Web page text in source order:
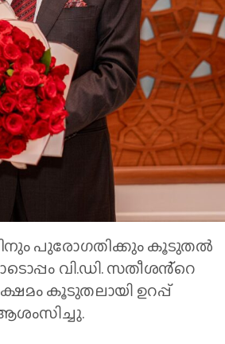
പുരോഗതിക്കും കൂടുതൽ
വി.ഡി. സതീശൻ്റെ
കൂടുതലായി ഉറപ്പ്